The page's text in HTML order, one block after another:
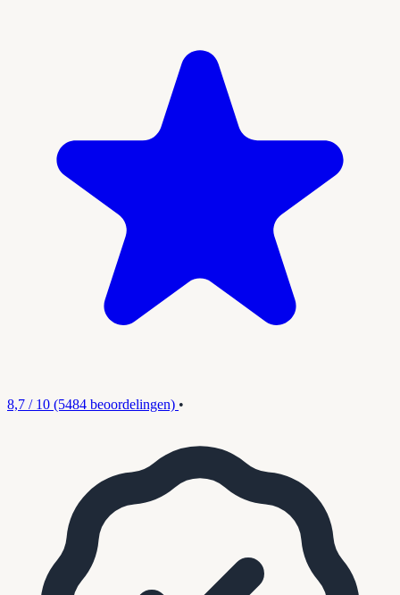
8,7 / 10 (5484 beoordelingen) •